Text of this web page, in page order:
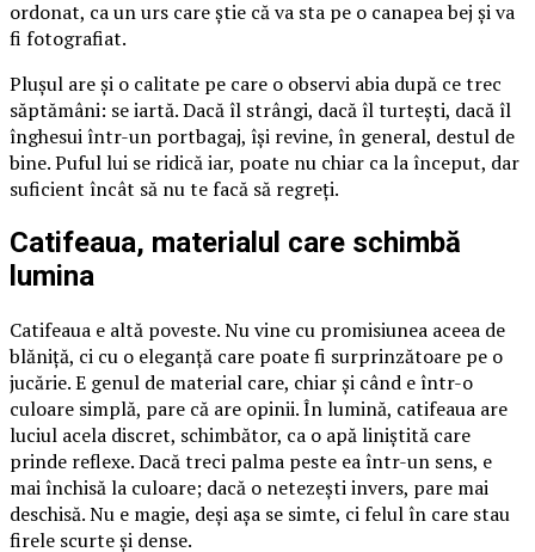
ordonat, ca un urs care știe că va sta pe o canapea bej și va
fi fotografiat.
Plușul are și o calitate pe care o observi abia după ce trec
săptămâni: se iartă. Dacă îl strângi, dacă îl turtești, dacă îl
înghesui într-un portbagaj, își revine, în general, destul de
bine. Puful lui se ridică iar, poate nu chiar ca la început, dar
suficient încât să nu te facă să regreți.
Catifeaua, materialul care schimbă
lumina
Catifeaua e altă poveste. Nu vine cu promisiunea aceea de
blăniță, ci cu o eleganță care poate fi surprinzătoare pe o
jucărie. E genul de material care, chiar și când e într-o
culoare simplă, pare că are opinii. În lumină, catifeaua are
luciul acela discret, schimbător, ca o apă liniștită care
prinde reflexe. Dacă treci palma peste ea într-un sens, e
mai închisă la culoare; dacă o netezești invers, pare mai
deschisă. Nu e magie, deși așa se simte, ci felul în care stau
firele scurte și dense.